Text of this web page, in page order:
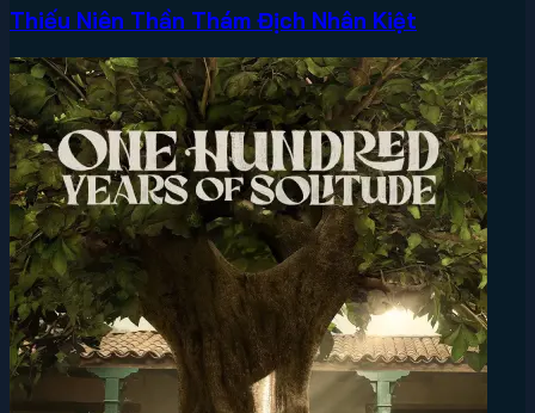
Thiếu Niên Thần Thám Địch Nhân Kiệt